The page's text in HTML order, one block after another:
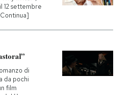
12 settembre
di
da pochi
film